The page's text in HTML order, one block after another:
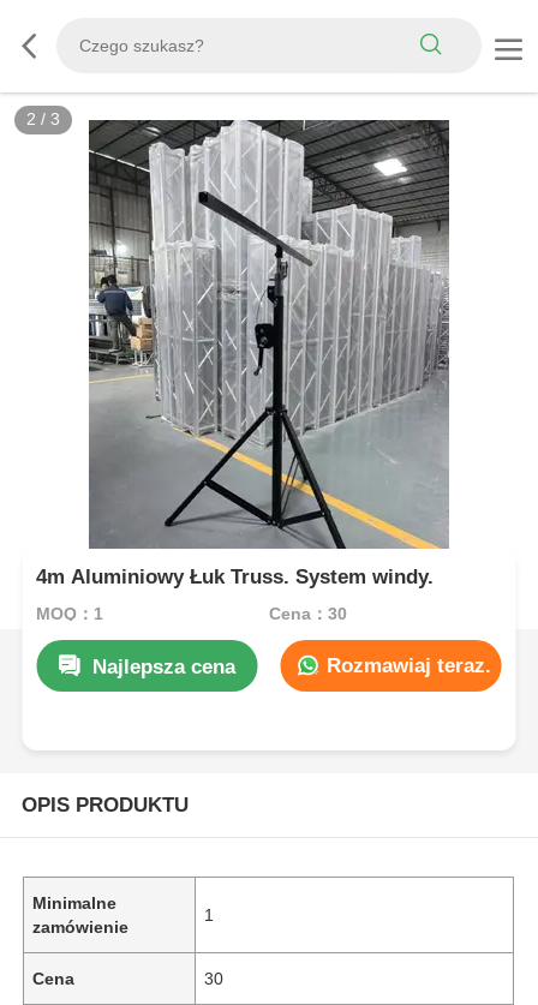
2 / 3
4m Aluminiowy Łuk Truss. System windy.
MOQ：1 Cena：30
Najlepsza cena Rozmawiaj teraz.
OPIS PRODUKTU
Minimalne
zamówienie
1
Cena 30